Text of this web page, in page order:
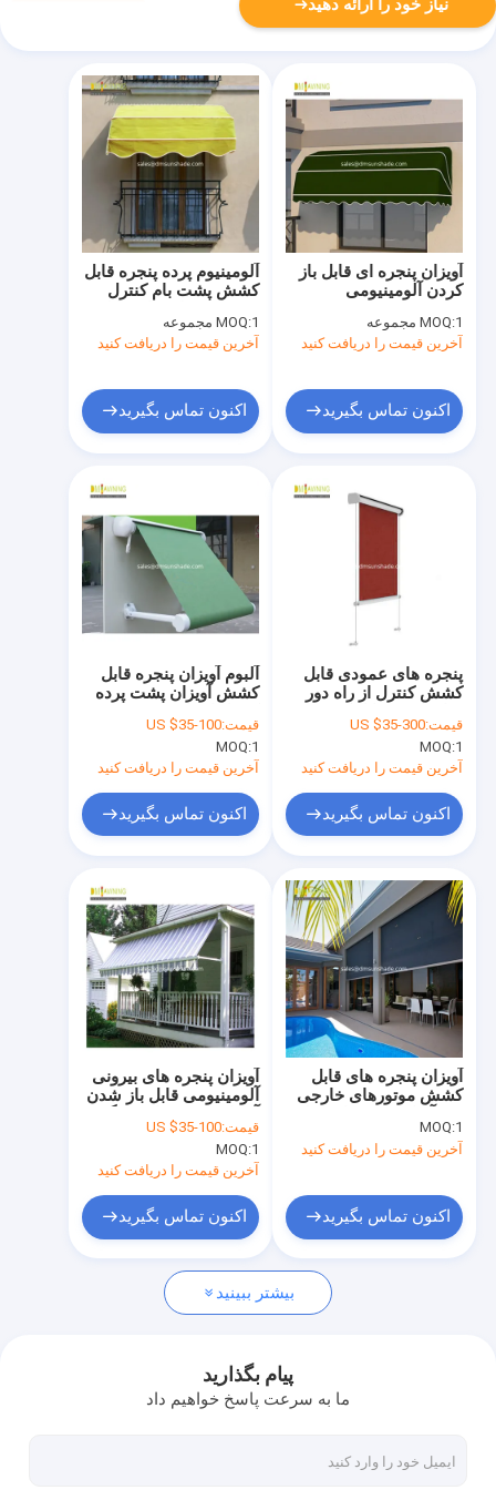
محصولات
درباره ما
تور کارخانه
کنترل کیفیت
با ما تماس بگیرید
اخبار
درخواست نقل قول
دستگاه های آویزان قابل باز کردن
آویزان های پنجره قابل باز شدن
آویزان سقف قابل باز کردن
نیاز خود را ارائه دهید
آلومینیوم پرده پنجره قابل
کشش پشت بام کنترل
کشش
MOQ:1 مجموعه
آخرین قیمت را دریافت کنید
اکنون تماس بگیرید
آویزان پنجره ای قابل باز
کردن آلومینیومی
MOQ:1 مجموعه
آخرین قیمت را دریافت کنید
اکنون تماس بگیرید
آلبوم آویزان پنجره قابل
کشش آویزان پشت پرده
قیمت:US $35-100
MOQ:1
آخرین قیمت را دریافت کنید
اکنون تماس بگیرید
پنجره های عمودی قابل
کشش کنترل از راه دور
عمودی
قیمت:US $35-300
MOQ:1
آخرین قیمت را دریافت کنید
اکنون تماس بگیرید
آویزان پنجره های بیرونی
آلومینیومی قابل باز شدن
قیمت:US $35-100
MOQ:1
آخرین قیمت را دریافت کنید
اکنون تماس بگیرید
آویزان پنجره های قابل
کشش موتورهای خارجی
پارچه محافظت از UV
MOQ:1
آخرین قیمت را دریافت کنید
اکنون تماس بگیرید
بیشتر ببینید
پیام بگذارید
ما به سرعت پاسخ خواهیم داد